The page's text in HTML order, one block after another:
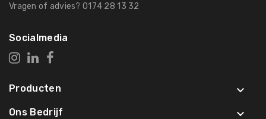
Vragen of advies? 0174 28 13 32
Socialmedia
Producten 
Ons Bedrijf 